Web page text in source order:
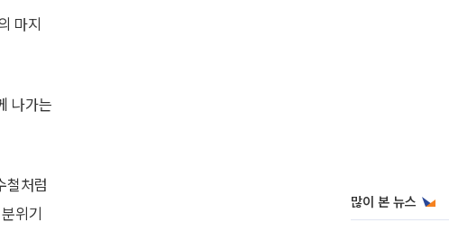
마지
나가는
철처럼
위기
많이 본 뉴스